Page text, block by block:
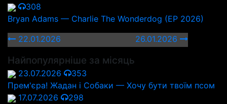
308
Bryan Adams — Charlie The Wonderdog (EP 2026)
22.01.2026
26.01.2026
Найпопулярніше за місяць
23.07.2026
353
Прем'єра! Жадан і Собаки — Хочу бути твоїм псом
17.07.2026
298